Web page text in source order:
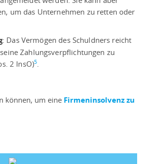
um das Unternehmen zu retten oder
: Das Vermögen des Schuldners reicht
Zahlungsverpflichtungen zu
2 InsO)5
können, um eine Firmeninsolvenz zu